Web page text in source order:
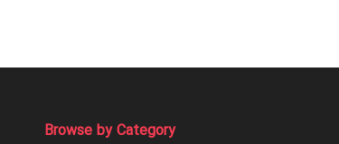
Browse by Category